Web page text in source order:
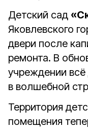
Детский сад
Яковлевского
двери после
ремонта. В
учреждении всё
в волшебной
Территория
помещения